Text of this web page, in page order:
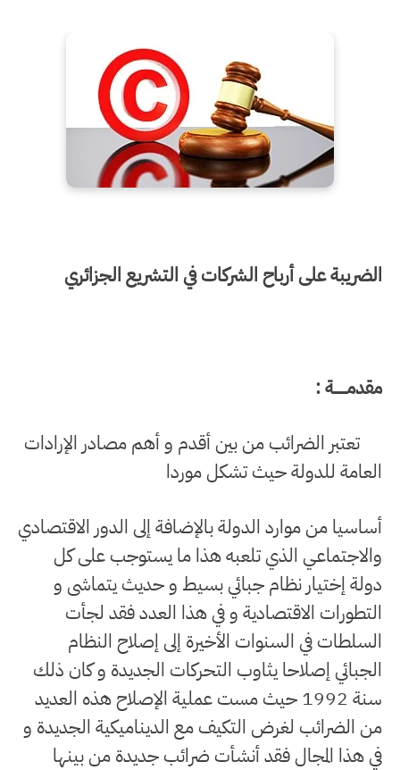
الضريبة على أرباح الشركات في التشريع الجزائري
مقدمـــــــة :
تعتبر الضرائب من بين أقدم و أهم مصادر الإرادات
العامة للدولة حيث تشكل موردا
أساسيا من موارد الدولة بالإضافة إلى الدور الاقتصادي
والاجتماعـي الذي تلعبه هذا ما يستوجب على كل
دولة إختيار نظام جبائي بسيط و حديث يتماشى و
التطورات الاقتصادية و في هذا العدد فقد لجأت
السلطات في السنوات الأخيرة إلى إصلاح النظام
الجبائي إصلاحا يثاوب التحركات الجديدة و كان ذلك
سنة 1992 حيث مست عملية الإصلاح هذه العديد
من الضرائب لغرض التكيف مع الديناميكية الجديدة و
في هذا المجال فقد أنشأت ضرائب جديدة من بينها